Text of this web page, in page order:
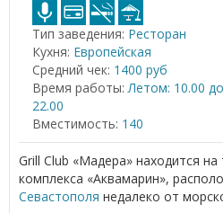
Тип заведения: Ресторан
Кухня: Европейская
Средний чек: 1400 руб
Время работы: Летом: 10.00
22.00
Вместимость: 140
Grill Club «Мадера» находится
комплекса «Аквамарин»,
Севастополя недалеко от